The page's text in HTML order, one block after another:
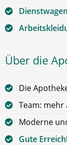
Dienstwagen
Über die
Die
Team:
Moderne
Gute